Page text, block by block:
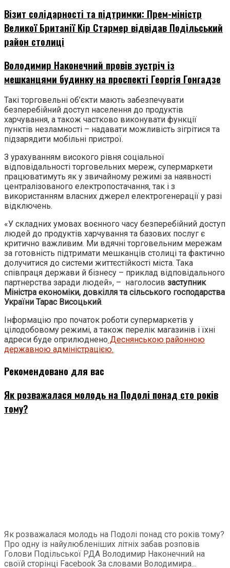
Візит солідарності та підтримки: Прем-міністр
Великої Британії Кір Стармер відвідав Подільський
район столиці
Володимир Наконечний провів зустріч із
мешканцями будинку на проспекті Георгія Гонгадзе
Такі торговельні об’єкти мають забезпечувати
безперебійний доступ населення до продуктів
харчування, а також частково виконувати функції
пунктів незламності – надавати можливість зігрітися та
підзарядити мобільні пристрої.
З урахуванням високого рівня соціальної
відповідальності торговельних мереж, супермаркети
працюватимуть як у звичайному режимі за наявності
централізованого електропостачання, так і з
використанням власних джерел електрогенерації у разі
відключень.
«У складних умовах воєнного часу безперебійний доступ
людей до продуктів харчування та базових послуг є
критично важливим. Ми вдячні торговельним мережам
за готовність підтримати мешканців столиці та фактично
долучитися до системи життєстійкості міста. Така
співпраця держави й бізнесу – приклад відповідального
партнерства заради людей», – наголосив заступник
Міністра економіки, довкілля та сільського господарства
України Тарас Висоцький.
Інформацію про початок роботи супермаркетів у
цілодобовому режимі, а також перелік магазинів і їхні
адреси буде оприлюднено Деснянською районною
державною адміністрацією.
Рекомендовано для вас
Як розважалася молодь на Подолі понад сто років
тому?
Як розважалася молодь на Подолі понад сто років тому?
Про одну із найулюбленіших літніх забав розповів
Голови Подільської РДА Володимир Наконечний на
своїй сторінці Facebook За словами Володимира...